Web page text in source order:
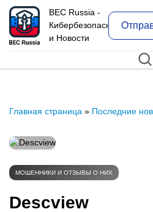
BEC Russia -
Кибербезопасность
и Новости
Главная страница » Последние
МОШЕННИКИ И ОТЗЫВЫ О НИХ
Descview